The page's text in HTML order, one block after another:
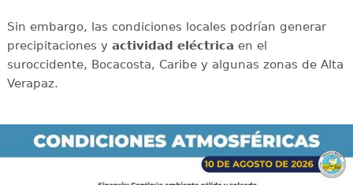
Sin embargo, las condiciones locales podrían generar
precipitaciones y actividad eléctrica en el
suroccidente, Bocacosta, Caribe y algunas zonas de Alta
Verapaz.